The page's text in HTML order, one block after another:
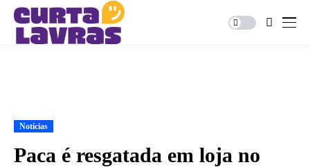
Notícias
Paca é resgatada em loja no